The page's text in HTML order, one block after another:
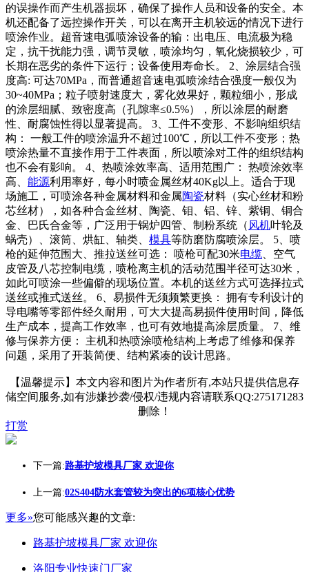
的误操作而产生机器损坏，确保了操作人员和设备的安全。本
机还配备了远控操作开关，可以在离开主机较远的情况下进行
喷涂作业。超音速电弧喷涂设备的输：出电压、电流极为稳
定，抗干扰能力强，调节灵敏，喷涂均匀，氧化烧损较少，可
长期在恶劣的条件下运行；设备使用寿命长。 2、涂层结合强
度高: 可达70MPa，而普通超音速电弧喷涂结合强度一般仅为
30~40MPa；粒子喷射速度大，雾化效果好，颗粒细小，形成
的涂层细腻、致密度高（孔隙率≤0.5%），所以涂层的耐磨
性、耐腐蚀性得以显著提高。 3、工件不变形、不影响组织结
构： 一般工件的喷涂温升不超过100℃，所以工件不变形；热
喷涂热量不直接作用于工件表面，所以喷涂对工件的组织结构
也不会有影响。 4、热喷涂效率高、适用范围广： 热喷涂效率
高、 能源利用率好，每小时喷金属丝材40Kg以上。适合于现
场施工，可喷涂各种金属材料和金属陶瓷材料（实心丝材和粉
芯丝材），如各种合金丝材、陶瓷、钼、铝、锌、紫铜、铜合
金、巴氏合金等，广泛用于锅炉四管、制粉系统（ 风机叶轮及
蜗壳）、滚筒、烘缸、轴类、 模具等防磨防腐喷涂层。 5、喷
枪的延伸范围大、推拉送丝可选： 喷枪可配30米电缆 、空气
皮管及八芯控制电缆，喷枪离主机的活动范围半径可达30米，
如此可喷涂一些偏僻的现场位置。本机的送丝方式可选择拉式
送丝或推式送丝。 6、易损件无须频繁更换： 拥有专利设计的
导电嘴等零部件经久耐用，可大大提高易损件使用时间，降低
生产成本，提高工作效率，也可有效地提高涂层质量。 7、维
修与保养方便： 主机和热喷涂喷枪结构上考虑了维修和保养
问题，采用了开装简便、结构紧凑的设计思路。
【温馨提示】本文内容和图片为作者所有,本站只提供信息存
储空间服务,如有涉嫌抄袭/侵权/违规内容请联系QQ:275171283
删除！
打赏
下一篇:路基护坡模具厂家 欢迎你
上一篇:02S404防水套管较为突出的6项核心优势
更多»您可能感兴趣的文章:
路基护坡模具厂家 欢迎你
洛阳专业快速门厂家